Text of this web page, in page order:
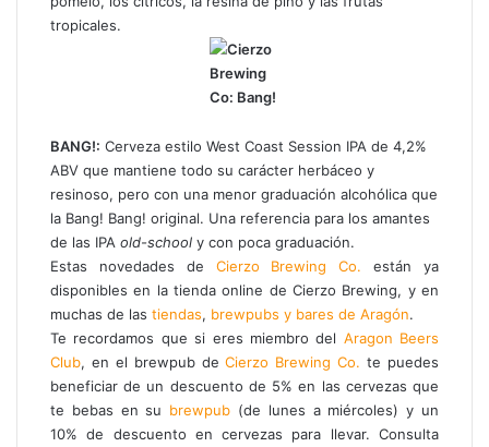
tropicales.
BANG!: Cerveza estilo West Coast Session IPA de 4,2%
ABV que mantiene todo su carácter herbáceo y
resinoso, pero con una menor graduación alcohólica que
la Bang! Bang! original. Una referencia para los amantes
de las IPA old-school y con poca graduación.
Estas novedades de Cierzo Brewing Co. están ya
disponibles en la tienda online de Cierzo Brewing, y en
muchas de las tiendas, brewpubs y bares de Aragón.
Te recordamos que si eres miembro del Aragon Beers
Club, en el brewpub deCierzo Brewing Co. te puedes
beneficiar de un descuento de 5% en las cervezas que
te bebas en su brewpub (de lunes a miércoles) y un
10% de descuento en cervezas para llevar. Consulta